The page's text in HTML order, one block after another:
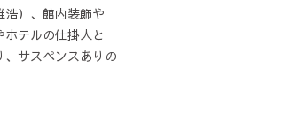
）、館内装飾や
テルの仕掛人と
サスペンスありの